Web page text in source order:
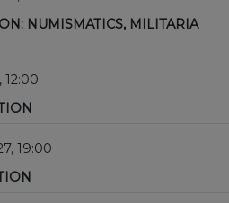
NUMISMATICS, MILITARIA
19:00